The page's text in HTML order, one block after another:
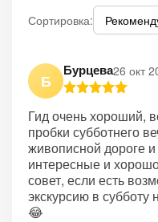
Сортировка:
Б
Бурцева26 окт
Гид очень хороший,
пробки субботнего
живописной дороге
интересные и
совет, если есть
экскурсию в
😂